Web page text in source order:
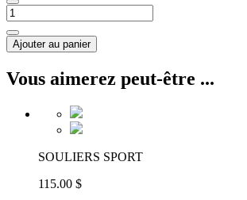
Ajouter au panier
Vous aimerez peut-être ...
SOULIERS SPORT
115.00 $